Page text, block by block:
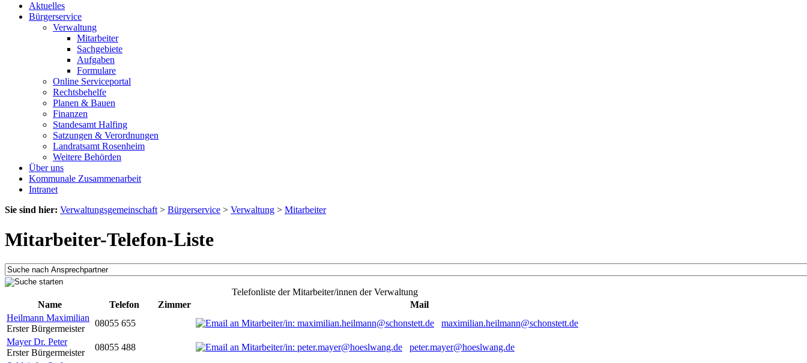
Aktuelles
Bürgerservice
Verwaltung
Mitarbeiter
Sachgebiete
Aufgaben
Formulare
Online Serviceportal
Rechtsbehelfe
Planen & Bauen
Finanzen
Standesamt Halfing
Satzungen & Verordnungen
Landratsamt Rosenheim
Weitere Behörden
Über uns
Kommunale Zusammenarbeit
Intranet
Sie sind hier: Verwaltungsgemeinschaft > Bürgerservice > Verwaltung > Mitarbeiter
Mitarbeiter-Telefon-Liste
Telefonliste der Mitarbeiter/innen der Verwaltung
Name
Telefon Zimmer
Mail
Heilmann Maximilian
Erster Bürgermeister
08055 655
maximilian.heilmann@schonstett.de
Mayer Dr. Peter
Erster Bürgermeister
08055 488
peter.mayer@hoeslwang.de